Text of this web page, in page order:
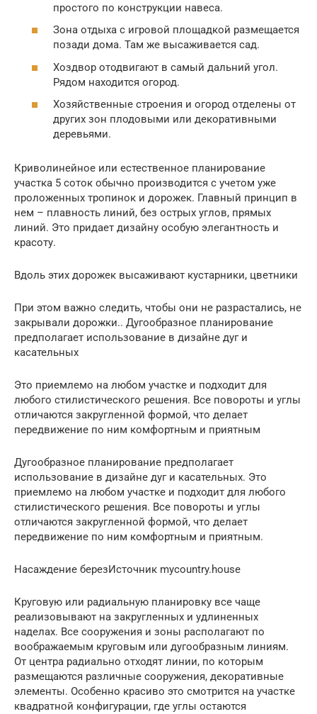
простого по конструкции навеса.
Зона отдыха с игровой площадкой размещается
позади дома. Там же высаживается сад.
Хоздвор отодвигают в самый дальний угол.
Рядом находится огород.
Хозяйственные строения и огород отделены от
других зон плодовыми или декоративными
деревьями.
Криволинейное или естественное планирование
участка 5 соток обычно производится с учетом уже
проложенных тропинок и дорожек. Главный принцип в
нем – плавность линий, без острых углов, прямых
линий. Это придает дизайну особую элегантность и
красоту.
Вдоль этих дорожек высаживают кустарники, цветники
При этом важно следить, чтобы они не разрастались, не
закрывали дорожки.. Дугообразное планирование
предполагает использование в дизайне дуг и
касательных
Это приемлемо на любом участке и подходит для
любого стилистического решения. Все повороты и углы
отличаются закругленной формой, что делает
передвижение по ним комфортным и приятным
Дугообразное планирование предполагает
использование в дизайне дуг и касательных. Это
приемлемо на любом участке и подходит для любого
стилистического решения. Все повороты и углы
отличаются закругленной формой, что делает
передвижение по ним комфортным и приятным.
Насаждение березИсточник mycountry.house
Круговую или радиальную планировку все чаще
реализовывают на закругленных и удлиненных
наделах. Все сооружения и зоны располагают по
воображаемым круговым или дугообразным линиям.
От центра радиально отходят линии, по которым
размещаются различные сооружения, декоративные
элементы. Особенно красиво это смотрится на участке
квадратной конфигурации, где углы остаются